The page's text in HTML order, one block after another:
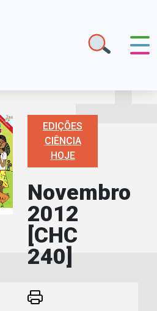
EDIÇÕES
CIÊNCIA
HOJE
Novembro
2012
[CHC
240]